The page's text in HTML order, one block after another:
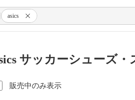
asics
サッカーシューズ
販売中のみ表示